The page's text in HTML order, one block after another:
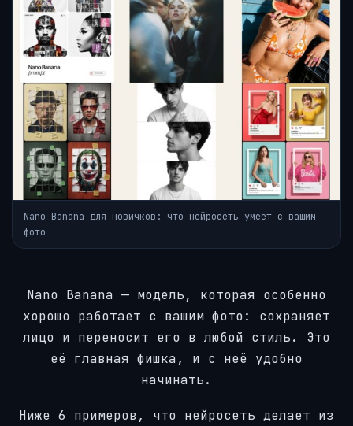
Nano Banana для новичков: что нейросеть умеет с вашим
фото
Nano Banana — модель, которая особенно
хорошо работает с вашим фото: сохраняет
лицо и переносит его в любой стиль. Это
её главная фишка, и с неё удобно
начинать.
Ниже 6 примеров, что нейросеть делает из